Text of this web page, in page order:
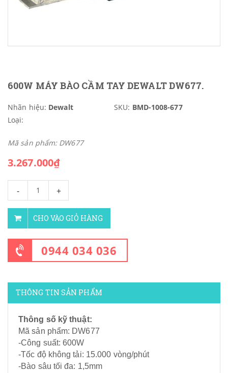
600W MÁY BÀO CẦM TAY DEWALT DW677.
Nhãn hiệu: Dewalt SKU: BMD-1008-677
Loại:
Mã sản phẩm: DW677
3.267.000₫
- +
CHO VÀO GIỎ HÀNG
0944 034 036
THÔNG TIN SẢN PHẨM
Thông số kỹ thuật:
Mã sản phẩm: DW677
-Công suất: 600W
-Tốc độ không tải: 15.000 vòng/phút
-Bào sâu tối đa: 1,5mm